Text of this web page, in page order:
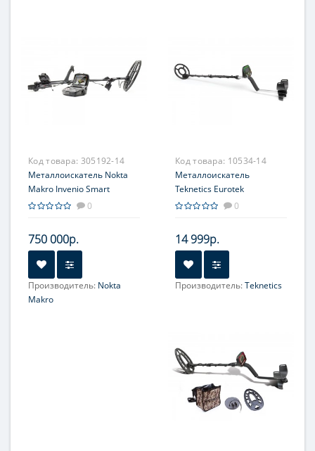
Код товара: 305192-14
Металлоискатель Nokta
Makro Invenio Smart
Detector PRO Package
0
750 000р.
Производитель: Nokta
Makro
Код товара: 10534-14
Металлоискатель
Teknetics Eurotek
0
14 999р.
Производитель:Teknetics